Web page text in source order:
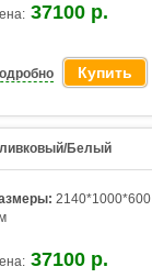
37100 р.
Купить
Белый
2140*1000*600
37100 р.